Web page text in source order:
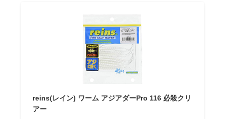
reins(レイン) ワーム アジアダーPro 116 必殺クリ
アー